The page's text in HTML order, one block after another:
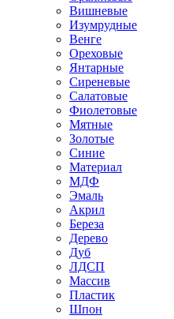
Вишневые
Изумрудные
Венге
Ореховые
Янтарные
Сиреневые
Салатовые
Фиолетовые
Мятные
Золотые
Синие
Материал
МДФ
Эмаль
Акрил
Береза
Дерево
Дуб
ЛДСП
Массив
Пластик
Шпон